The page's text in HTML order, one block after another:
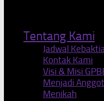
Tentang Kami
Jadwal
Kontak Kami
Visi & Misi
Menjadi
Menikah